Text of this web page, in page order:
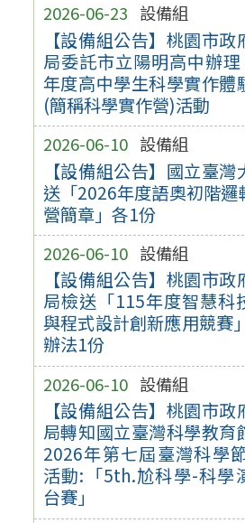
2026-06-23 設備組
【設備組公告】桃園市政
局委託市立陽明高中辦
年度高中學生科學實作體
(簡稱科學實作營)活動
2026-06-10 設備組
【設備組公告】國立臺灣
送「2026年度語奧初階邏
營簡章」各1份
2026-06-10 設備組
【設備組公告】桃園市政
局檢送「115年度智慧科
與程式設計創新應用競賽
辦法1份
2026-06-10 設備組
【設備組公告】桃園市政
局轉知國立臺灣科學教育
2026年第七屆臺灣科學
活動:「5th.尬科學-科學
台賽」